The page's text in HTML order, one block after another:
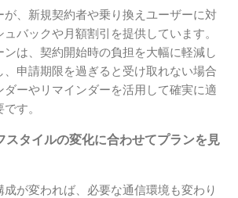
が、新規契約者や乗り換えユーザーに対
バックや月額割引を提供しています。
ンは、契約開始時の負担を大幅に軽減し
、申請期限を過ぎると受け取れない場合
ダーやリマインダーを活用して確実に適
す。
スタイルの変化に合わせてプランを見
が変われば、必要な通信環境も変わり